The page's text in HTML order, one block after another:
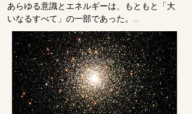
あらゆる意識とエネルギーは、もともと「大
いなるすべて」の一部であった。
「大いなるすべて」の一部が、琴座のプリズ
ムを通過したことによって、ある意識の集団
が誕生した。
彼らを「創造の礎」と呼ぶ。
物質的な現実に生きる私たち人間の感覚から